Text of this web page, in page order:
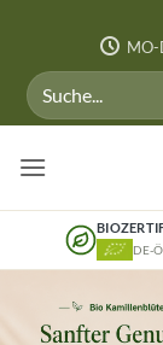
springen
MO-
Suchen
nach:
DE-